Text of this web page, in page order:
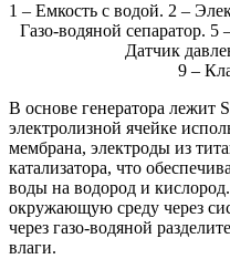
1 – Емкость с водой. 2 –
Газо-водяной сепаратор.
Датчик
9 –
В основе генератора лежит
электролизной ячейке
мембрана, электроды из
катализатора, что
воды на водород и
окружающую среду через
через газо‑водяной
влаги.